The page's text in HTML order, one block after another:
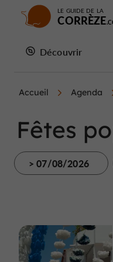
LE GUIDE DE LA
CORRÈZE
Découvrir
Accueil Agenda
Fêtes
> 07/08/2026